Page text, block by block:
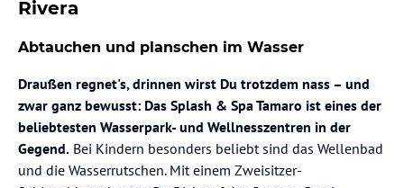
Rivera
Abtauchen und planschen im Wasser
Draußen regnet's, drinnen wirst Du trotzdem nass – und
zwar ganz bewusst: Das Splash & Spa Tamaro ist eines der
beliebtesten Wasserpark- und Wellnesszentren in der
Gegend. Bei Kindern besonders beliebt sind das Wellenbad
und die Wasserrutschen. Mit einem Zweisitzer-